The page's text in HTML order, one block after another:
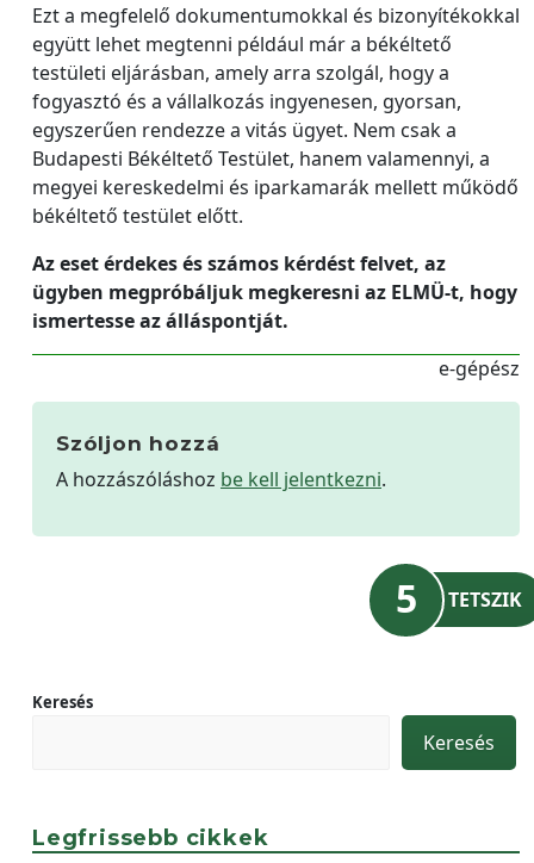
Ezt a megfelelő dokumentumokkal és bizonyítékokkal
együtt lehet megtenni például már a békéltető
testületi eljárásban, amely arra szolgál, hogy a
fogyasztó és a vállalkozás ingyenesen, gyorsan,
egyszerűen rendezze a vitás ügyet. Nem csak a
Budapesti Békéltető Testület, hanem valamennyi, a
megyei kereskedelmi és iparkamarák mellett működő
békéltető testület előtt.
Az eset érdekes és számos kérdést felvet, az
ügyben megpróbáljuk megkeresni az ELMÜ-t, hogy
ismertesse az álláspontját.
e-gépész
Szóljon hozzá
A hozzászóláshoz be kell jelentkezni.
5 TETSZIK
Keresés
Keresés
Legfrissebb cikkek